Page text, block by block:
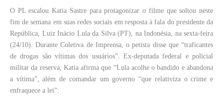
O PL escalou Katia Sastre para protagonizar o filme que soltou neste
fim de semana em suas redes sociais em resposta à fala do presidente da
República, Luiz Inácio Lula da Silva (PT), na Indonésia, na sexta-feira
(24/10). Durante Coletiva de Imprensa, o petista disse que “traficantes
de drogas são vítimas dos usuários”. Ex-deputada federal e policial
militar da reserva, Katia afirma que “Lula acolhe o bandido e abandona
a vítima”, além de comandar um governo “que relativiza o crime e
enfraquece a lei”: